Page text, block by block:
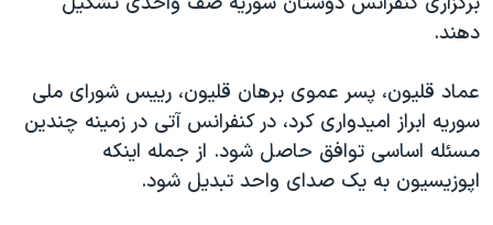
دهند.
عماد قليون، پسر عموی برهان قليون، رييس شورای ملی
سوريه ابراز اميدواری کرد، در کنفرانس آتی در زمينه چندين
مسئله اساسی توافق حاصل شود. از جمله اينکه
اپوزيسيون به يک صدای واحد تبديل شود.